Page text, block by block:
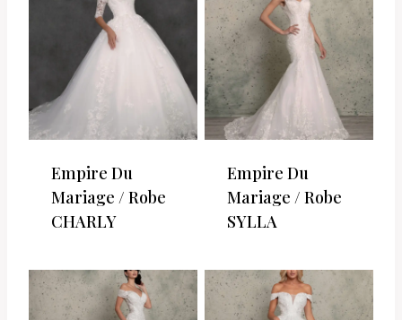
Empire Du
Mariage / Robe
CHARLY
Empire Du
Mariage / Robe
SYLLA